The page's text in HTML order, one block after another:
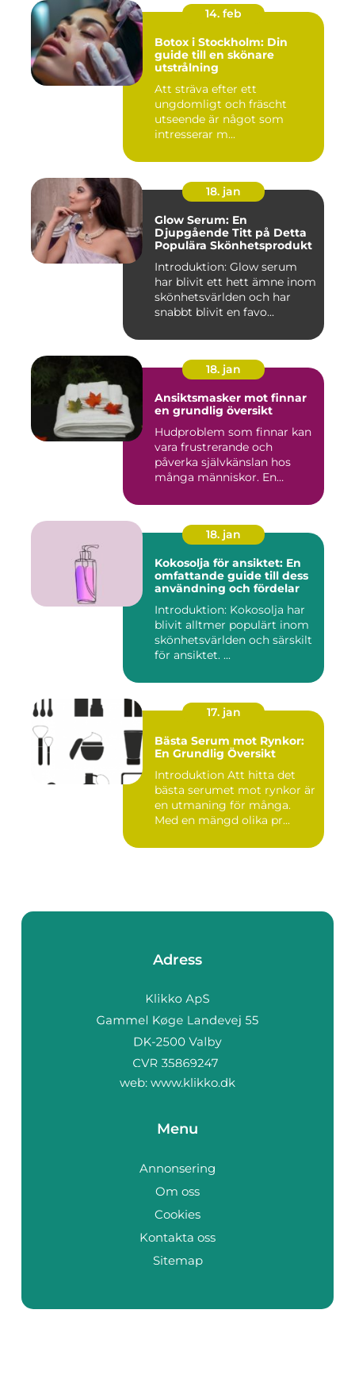
14. feb
Botox i Stockholm: Din
guide till en skönare
utstrålning
Att sträva efter ett
ungdomligt och fräscht
utseende är något som
intresserar m...
18. jan
Glow Serum: En
Djupgående Titt på Detta
Populära Skönhetsprodukt
Introduktion: Glow serum
har blivit ett hett ämne inom
skönhetsvärlden och har
snabbt blivit en favo...
18. jan
Ansiktsmasker mot finnar
en grundlig översikt
Hudproblem som finnar kan
vara frustrerande och
påverka självkänslan hos
många människor. En
18. jan
Kokosolja för ansiktet: En
omfattande guide till dess
användning och fördelar
Introduktion: Kokosolja har
blivit alltmer populärt inom
skönhetsvärlden och särskilt
för ansiktet. ...
17. jan
Bästa Serum mot Rynkor:
En Grundlig Översikt
Introduktion Att hitta det
bästa serumet mot rynkor är
en utmaning för många.
Med en mängd olika pr...
Adress
web: www.klikko.dk
Menu
Annonsering
Om oss
Cookies
Kontakta oss
Sitemap